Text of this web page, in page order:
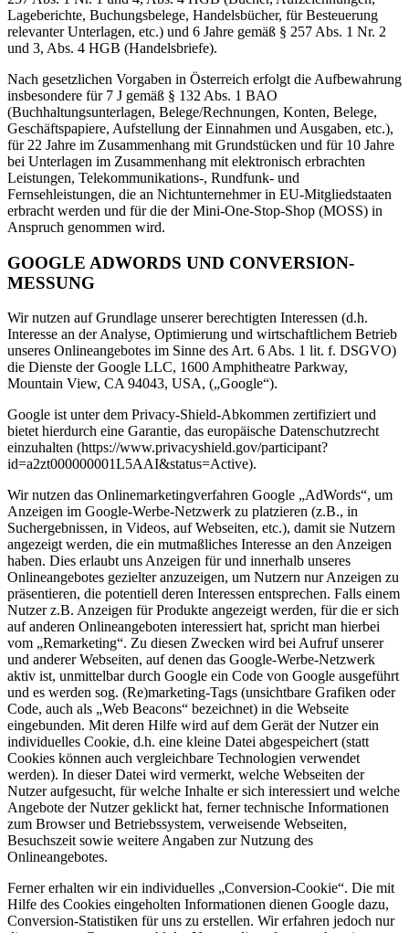
Lageberichte, Buchungsbelege, Handelsbücher, für Besteuerung
relevanter Unterlagen, etc.) und 6 Jahre gemäß § 257 Abs. 1 Nr. 2
und 3, Abs. 4 HGB (Handelsbriefe).
Nach gesetzlichen Vorgaben in Österreich erfolgt die Aufbewahrung
insbesondere für 7 J gemäß § 132 Abs. 1 BAO
(Buchhaltungsunterlagen, Belege/Rechnungen, Konten, Belege,
Geschäftspapiere, Aufstellung der Einnahmen und Ausgaben, etc.),
für 22 Jahre im Zusammenhang mit Grundstücken und für 10 Jahre
bei Unterlagen im Zusammenhang mit elektronisch erbrachten
Leistungen, Telekommunikations-, Rundfunk- und
Fernsehleistungen, die an Nichtunternehmer in EU-Mitgliedstaaten
erbracht werden und für die der Mini-One-Stop-Shop (MOSS) in
Anspruch genommen wird.
GOOGLE ADWORDS UND CONVERSION-
MESSUNG
Wir nutzen auf Grundlage unserer berechtigten Interessen (d.h.
Interesse an der Analyse, Optimierung und wirtschaftlichem Betrieb
unseres Onlineangebotes im Sinne des Art. 6 Abs. 1 lit. f. DSGVO)
die Dienste der Google LLC, 1600 Amphitheatre Parkway,
Mountain View, CA 94043, USA, („Google“).
Google ist unter dem Privacy-Shield-Abkommen zertifiziert und
bietet hierdurch eine Garantie, das europäische Datenschutzrecht
einzuhalten (https://www.privacyshield.gov/participant?
id=a2zt000000001L5AAI&status=Active).
Wir nutzen das Onlinemarketingverfahren Google „AdWords“, um
Anzeigen im Google-Werbe-Netzwerk zu platzieren (z.B., in
Suchergebnissen, in Videos, auf Webseiten, etc.), damit sie Nutzern
angezeigt werden, die ein mutmaßliches Interesse an den Anzeigen
haben. Dies erlaubt uns Anzeigen für und innerhalb unseres
Onlineangebotes gezielter anzuzeigen, um Nutzern nur Anzeigen zu
präsentieren, die potentiell deren Interessen entsprechen. Falls einem
Nutzer z.B. Anzeigen für Produkte angezeigt werden, für die er sich
auf anderen Onlineangeboten interessiert hat, spricht man hierbei
vom „Remarketing“. Zu diesen Zwecken wird bei Aufruf unserer
und anderer Webseiten, auf denen das Google-Werbe-Netzwerk
aktiv ist, unmittelbar durch Google ein Code von Google ausgeführt
und es werden sog. (Re)marketing-Tags (unsichtbare Grafiken oder
Code, auch als „Web Beacons“ bezeichnet) in die Webseite
eingebunden. Mit deren Hilfe wird auf dem Gerät der Nutzer ein
individuelles Cookie, d.h. eine kleine Datei abgespeichert (statt
Cookies können auch vergleichbare Technologien verwendet
werden). In dieser Datei wird vermerkt, welche Webseiten der
Nutzer aufgesucht, für welche Inhalte er sich interessiert und welche
Angebote der Nutzer geklickt hat, ferner technische Informationen
zum Browser und Betriebssystem, verweisende Webseiten,
Besuchszeit sowie weitere Angaben zur Nutzung des
Onlineangebotes.
Ferner erhalten wir ein individuelles „Conversion-Cookie“. Die mit
Hilfe des Cookies eingeholten Informationen dienen Google dazu,
Conversion-Statistiken für uns zu erstellen. Wir erfahren jedoch nur